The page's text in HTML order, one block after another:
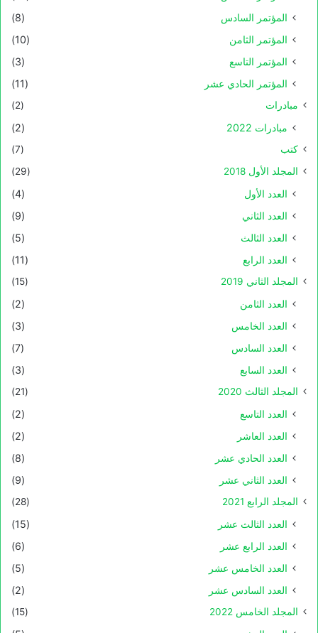
المؤتمر السادس
(8)
المؤتمر الثامن
(10)
المؤتمر التاسع
(3)
المؤتمر الحادي عشر
(11)
مبادرات (2)
مبادرات 2022 (2)
كتب
(7)
المجلد الأول 2018
(29)
العدد الأول
(4)
العدد الثاني
(9)
العدد الثالث
(5)
العدد الرابع
(11)
المجلد الثاني 2019 (15)
العدد الثامن
(2)
العدد الخامس
(3)
العدد السادس
(7)
العدد السابع
(3)
المجلد الثالث 2020 (21)
العدد التاسع
(2)
العدد العاشر
(2)
العدد الحادي عشر
(8)
العدد الثاني عشر
(9)
المجلد الرابع 2021 (28)
العدد الثالث عشر
(15)
العدد الرابع عشر
(6)
العدد الخامس عشر
(5)
العدد السادس عشر
(2)
المجلد الخامس 2022 (15)